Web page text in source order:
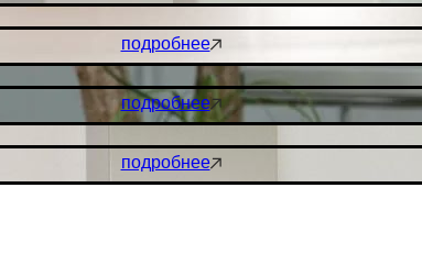
подробнее
подробнее
подробнее